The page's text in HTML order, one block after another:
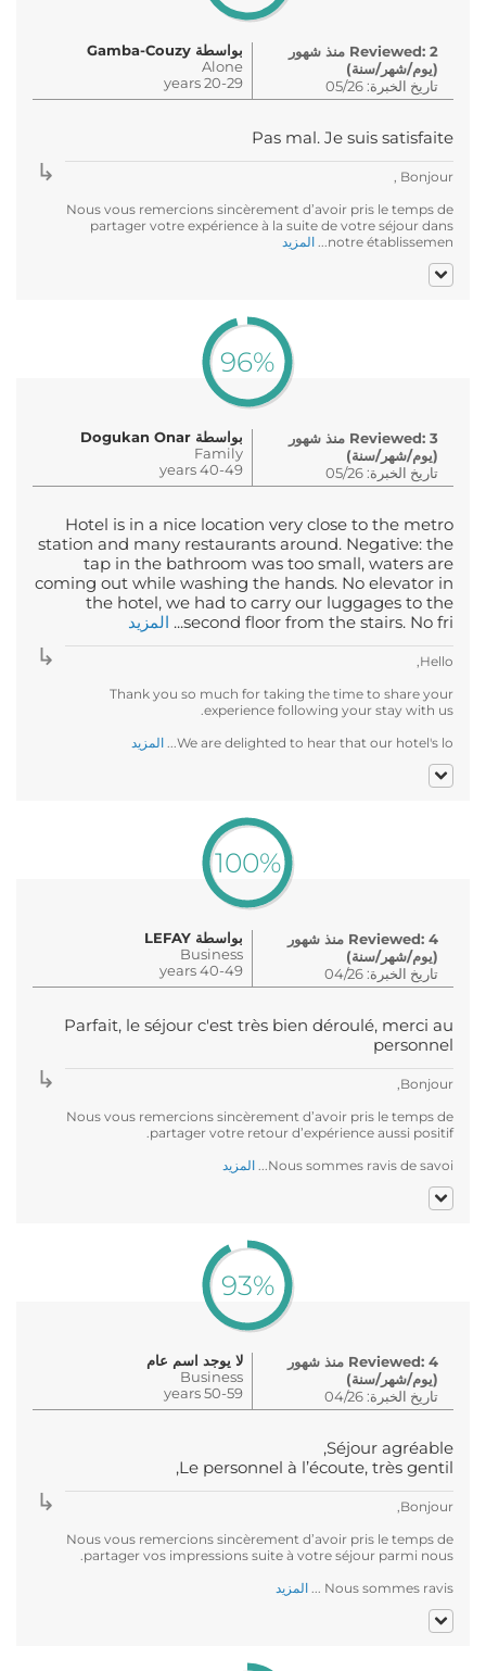
بواسطة Gamba-Couzy
Alone
20-29 years
Reviewed: 2 منذ شهور
(يوم/شهر/سنة)
تاريخ الخبرة: 05/26
Pas mal. Je suis satisfaite
Bonjour ,
Nous vous remercions sincèrement d’avoir pris le temps de
partager votre expérience à la suite de votre séjour dans
notre établissemen...
المزيد
96%
بواسطة Dogukan Onar
Family
40-49 years
Reviewed: 3 منذ شهور
(يوم/شهر/سنة)
تاريخ الخبرة: 05/26
Hotel is in a nice location very close to the metro
station and many restaurants around. Negative: the
tap in the bathroom was too small, waters are
coming out while washing the hands. No elevator in
the hotel, we had to carry our luggages to the
second floor from the stairs. No fri...
المزيد
Hello,
Thank you so much for taking the time to share your
experience following your stay with us.
We are delighted to hear that our hotel's lo...
المزيد
100%
بواسطة LEFAY
Business
40-49 years
Reviewed: 4 منذ شهور
(يوم/شهر/سنة)
تاريخ الخبرة: 04/26
Parfait, le séjour c'est très bien déroulé, merci au
personnel
Bonjour,
Nous vous remercions sincèrement d’avoir pris le temps de
partager votre retour d’expérience aussi positif.
Nous sommes ravis de savoi...
المزيد
93%
لا يوجد اسم عام
Business
50-59 years
Reviewed: 4 منذ شهور
(يوم/شهر/سنة)
تاريخ الخبرة: 04/26
Séjour agréable,
Le personnel à l’écoute, très gentil,
Bonjour,
Nous vous remercions sincèrement d’avoir pris le temps de
partager vos impressions suite à votre séjour parmi nous.
Nous sommes ravis ...
المزيد